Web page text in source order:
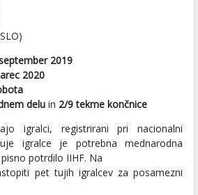
2019
2020
delu in 2/9 tekme končnice
igralci, registrirani pri nacionalni
igralce je potrebna mednarodna
potrdilo IIHF. Na
pet tujih igralcev za posamezni